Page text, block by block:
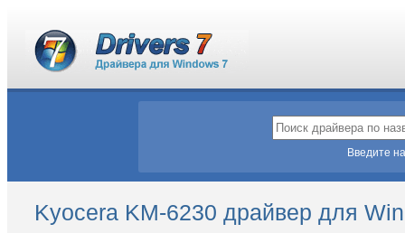
Введите
Kyocera KM-6230 драйвер для